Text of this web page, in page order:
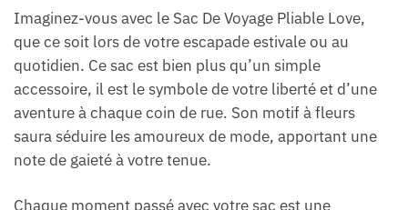
Imaginez-vous avec le Sac De Voyage Pliable Love,
que ce soit lors de votre escapade estivale ou au
quotidien. Ce sac est bien plus qu’un simple
accessoire, il est le symbole de votre liberté et d’une
aventure à chaque coin de rue. Son motif à fleurs
saura séduire les amoureux de mode, apportant une
note de gaieté à votre tenue.
Chaque moment passé avec votre sac est une